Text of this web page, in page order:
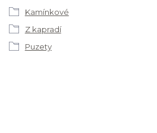
Kamínkové
Z kapradí
Puzety